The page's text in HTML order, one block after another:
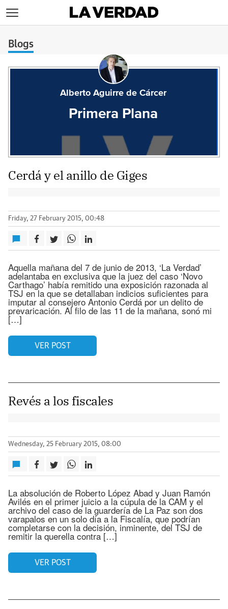
Blogs
Alberto Aguirre de Cárcer
Primera Plana
Cerdá y el anillo de Giges
Friday, 27 February 2015, 00:48
Aquella mañana del 7 de junio de 2013, ‘La Verdad’
adelantaba en exclusiva que la juez del caso ‘Novo
Carthago’ había remitido una exposición razonada al
TSJ en la que se detallaban indicios suficientes para
imputar al consejero Antonio Cerdá por un delito de
prevaricación. Al filo de las 11 de la mañana, sonó mi
[…]
VER POST
Revés a los fiscales
Wednesday, 25 February 2015, 08:00
La absolución de Roberto López Abad y Juan Ramón
Avilés en el primer juicio a la cúpula de la CAM y el
archivo del caso de la guardería de La Paz son dos
varapalos en un solo día a la Fiscalía, que podrían
completarse con la decisión, inminente, del TSJ de
remitir la querella contra […]
VER POST